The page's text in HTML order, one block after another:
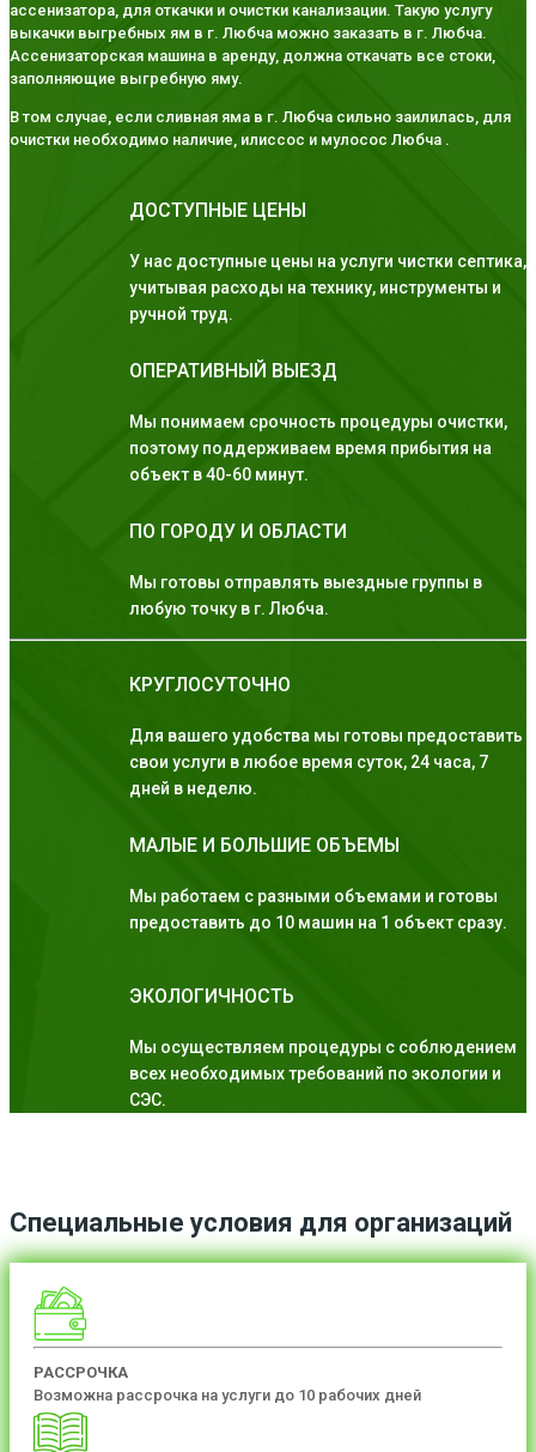
ассенизатора, для откачки и очистки канализации. Такую услугу
выкачки выгребных ям в г. Любча можно заказать в г. Любча.
Ассенизаторская машина в аренду, должна откачать все стоки,
заполняющие выгребную яму.
В том случае, если сливная яма в г. Любча сильно заилилась, для
очистки необходимо наличие, илиссос и мулосос Любча .
ДОСТУПНЫЕ ЦЕНЫ
У нас доступные цены на услуги чистки септика,
учитывая расходы на технику, инструменты и
ручной труд.
ОПЕРАТИВНЫЙ ВЫЕЗД
Мы понимаем срочность процедуры очистки,
поэтому поддерживаем время прибытия на
объект в 40-60 минут.
ПО ГОРОДУ И ОБЛАСТИ
Мы готовы отправлять выездные группы в
любую точку в г. Любча.
КРУГЛОСУТОЧНО
Для вашего удобства мы готовы предоставить
свои услуги в любое время суток, 24 часа, 7
дней в неделю.
МАЛЫЕ И БОЛЬШИЕ ОБЪЕМЫ
Мы работаем с разными объемами и готовы
предоставить до 10 машин на 1 объект сразу.
ЭКОЛОГИЧНОСТЬ
Мы осуществляем процедуры с соблюдением
всех необходимых требований по экологии и
СЭС.
Специальные условия для организаций
РАССРОЧКА
Возможна рассрочка на услуги до 10 рабочих дней